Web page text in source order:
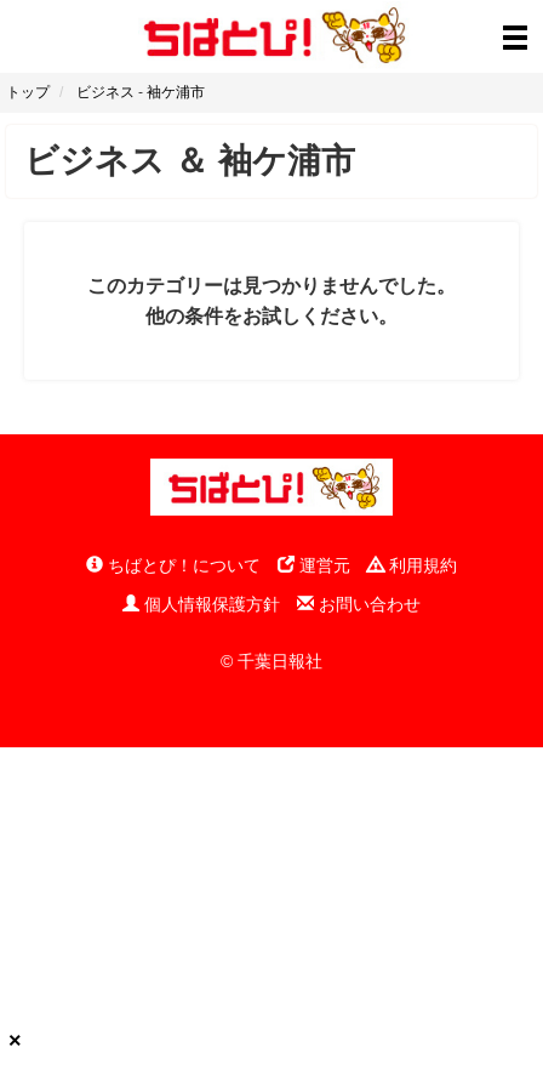
トップ ビジネス - 袖ケ浦市
ビジネス ＆袖ケ浦市
このカテゴリーは見つかりませんでした。
他の条件をお試しください。
ちばとぴ！について 運営元
利用規約
個人情報保護方針
お問い合わせ
© 千葉日報社
×